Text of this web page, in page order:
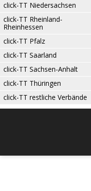
click-TT Niedersachsen
click-TT Rheinland-
Rheinhessen
click-TT Pfalz
click-TT Saarland
click-TT Sachsen-Anhalt
click-TT Thüringen
click-TT restliche Verbände